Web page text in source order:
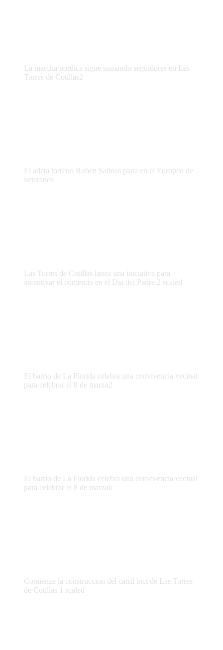
La marcha nordica sigue sumando seguidores en Las
Torres de Cotillas2
El atleta torreno Ruben Salinas plata en el Europeo de
veteranos
Las Torres de Cotillas lanza una iniciativa para
incentivar el comercio en el Dia del Padre 2 scaled
El barrio de La Florida celebra una convivencia vecinal
para celebrar el 8 de marzo2
El barrio de La Florida celebra una convivencia vecinal
para celebrar el 8 de marzo6
Comienza la construccion del carril bici de Las Torres
de Cotillas 1 scaled